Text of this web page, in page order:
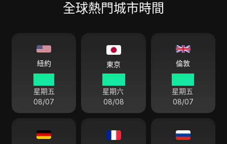
全球熱門城市時間
紐約
星期五
08/07
東京
星期六
08/08
倫敦
星期五
08/07